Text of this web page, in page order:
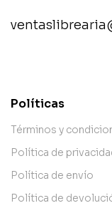
Políticas
Términos y
Política de
Política de envío
Política de